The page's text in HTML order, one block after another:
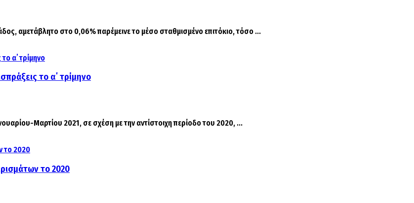
αμετάβλητο στο 0,06% παρέμεινε το μέσο σταθμισμένο επιτόκιο, τόσο ...
το α΄ τρίμηνο
Μαρτίου 2021, σε σχέση με την αντίστοιχη περίοδο του 2020, ...
το 2020